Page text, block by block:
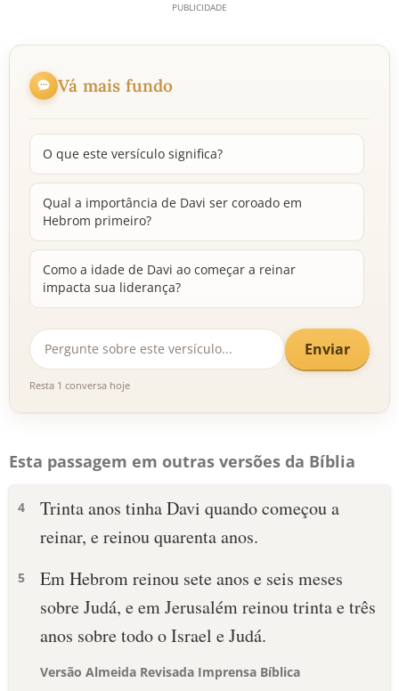
Vá mais fundo
O que este versículo significa?
Qual a importância de Davi ser coroado em
Hebrom primeiro?
Como a idade de Davi ao começar a reinar
impacta sua liderança?
Enviar
Resta 1 conversa hoje
Esta passagem em outras versões da Bíblia
4
Trinta anos tinha Davi quando começou a
reinar, e reinou quarenta anos.
5
Em Hebrom reinou sete anos e seis meses
sobre Judá, e em Jerusalém reinou trinta e três
anos sobre todo o Israel e Judá.
Versão Almeida Revisada Imprensa Bíblica